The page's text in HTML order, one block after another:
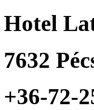
Hotel
7632
+36-72-